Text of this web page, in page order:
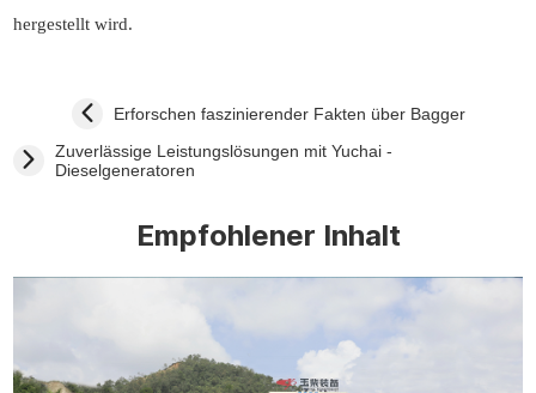
hergestellt wird.
Erforschen faszinierender Fakten über Bagger
Zuverlässige Leistungslösungen mit Yuchai -
Dieselgeneratoren
Empfohlener Inhalt